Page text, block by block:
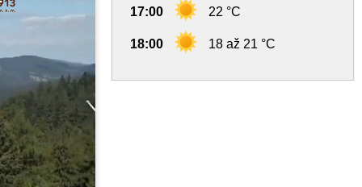
17:00 22 °C
18:00 18 až 21 °C